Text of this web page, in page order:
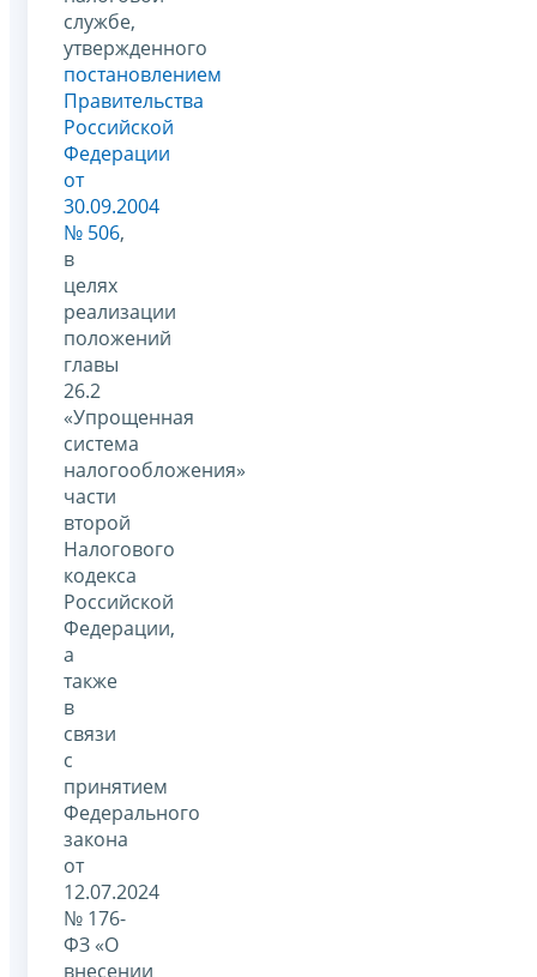
службе,
утвержденного
постановлением
Правительства
Российской
Федерации
от
30.09.2004
№ 506,
в
целях
реализации
положений
главы
26.2
«Упрощенная
система
налогообложения»
части
второй
Налогового
кодекса
Российской
Федерации,
а
также
в
связи
с
принятием
Федерального
закона
от
12.07.2024
№ 176-
ФЗ «О
внесении